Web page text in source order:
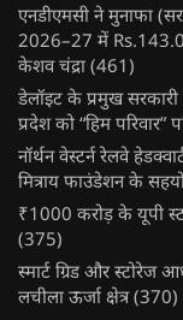
एनडीएमसी ने मुनाफा
2026–27 में
केशव चंद्रा (461)
डेलॉइट के प्रमुख
प्रदेश को “हिम
नॉर्थन वेस्टर्न रेलवे
मित्राय फाउंडेशन के
₹1000 करोड़ के यूपी
(375)
स्मार्ट ग्रिड और स्टोरेज
लचीला ऊर्जा क्षेत्र (370)